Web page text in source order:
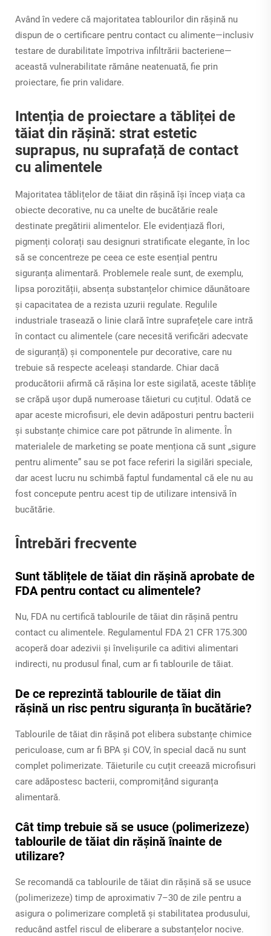
Având în vedere că majoritatea tablourilor din rășină nu
dispun de o certificare pentru contact cu alimente—inclusiv
testare de durabilitate împotriva infiltrării bacteriene—
această vulnerabilitate rămâne neatenuată, fie prin
proiectare, fie prin validare.
Intenția de proiectare a tăbliței de
tăiat din rășină: strat estetic
suprapus, nu suprafață de contact
cu alimentele
Majoritatea tăblițelor de tăiat din rășină își încep viața ca
obiecte decorative, nu ca unelte de bucătărie reale
destinate pregătirii alimentelor. Ele evidențiază flori,
pigmenți colorați sau designuri stratificate elegante, în loc
să se concentreze pe ceea ce este esențial pentru
siguranța alimentară. Problemele reale sunt, de exemplu,
lipsa porozității, absența substanțelor chimice dăunătoare
și capacitatea de a rezista uzurii regulate. Regulile
industriale trasează o linie clară între suprafețele care intră
în contact cu alimentele (care necesită verificări adecvate
de siguranță) și componentele pur decorative, care nu
trebuie să respecte aceleași standarde. Chiar dacă
producătorii afirmă că rășina lor este sigilată, aceste tăblițe
se crăpă ușor după numeroase tăieturi cu cuțitul. Odată ce
apar aceste microfisuri, ele devin adăposturi pentru bacterii
și substanțe chimice care pot pătrunde în alimente. În
materialele de marketing se poate menționa că sunt „sigure
pentru alimente” sau se pot face referiri la sigilări speciale,
dar acest lucru nu schimbă faptul fundamental că ele nu au
fost concepute pentru acest tip de utilizare intensivă în
bucătărie.
Întrebări frecvente
Sunt tăblițele de tăiat din rășină aprobate de
FDA pentru contact cu alimentele?
Nu, FDA nu certifică tablourile de tăiat din rășină pentru
contact cu alimentele. Regulamentul FDA 21 CFR 175.300
acoperă doar adezivii și învelișurile ca aditivi alimentari
indirecti, nu produsul final, cum ar fi tablourile de tăiat.
De ce reprezintă tablourile de tăiat din
rășină un risc pentru siguranța în bucătărie?
Tablourile de tăiat din rășină pot elibera substanțe chimice
periculoase, cum ar fi BPA și COV, în special dacă nu sunt
complet polimerizate. Tăieturile cu cuțit creează microfisuri
care adăpostesc bacterii, compromițând siguranța
alimentară.
Cât timp trebuie să se usuce (polimerizeze)
tablourile de tăiat din rășină înainte de
utilizare?
Se recomandă ca tablourile de tăiat din rășină să se usuce
(polimerizeze) timp de aproximativ 7–30 de zile pentru a
asigura o polimerizare completă și stabilitatea produsului,
reducând astfel riscul de eliberare a substanțelor nocive.